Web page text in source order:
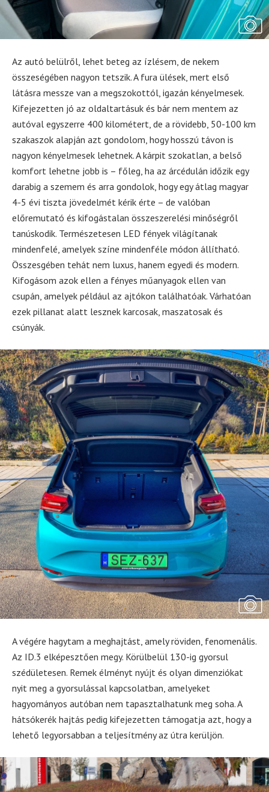
Az autó belülről, lehet beteg az ízlésem, de nekem
összeségében nagyon tetszik. A fura ülések, mert első
látásra messze van a megszokottól, igazán kényelmesek.
Kifejezetten jó az oldaltartásuk és bár nem mentem az
autóval egyszerre 400 kilométert, de a rövidebb, 50-100 km
szakaszok alapján azt gondolom, hogy hosszú távon is
nagyon kényelmesek lehetnek. A kárpit szokatlan, a belső
komfort lehetne jobb is – főleg, ha az árcédulán időzik egy
darabig a szemem és arra gondolok, hogy egy átlag magyar
4-5 évi tiszta jövedelmét kérik érte – de valóban
előremutató és kifogástalan összeszerelési minőségről
tanúskodik. Természetesen LED fények világítanak
mindenfelé, amelyek színe mindenféle módon állítható.
Összesgében tehát nem luxus, hanem egyedi és modern.
Kifogásom azok ellen a fényes műanyagok ellen van
csupán, amelyek például az ajtókon találhatóak. Várhatóan
ezek pillanat alatt lesznek karcosak, maszatosak és
csúnyák.
A végére hagytam a meghajtást, amely röviden, fenomenális.
Az ID.3 elképesztően megy. Körülbelül 130-ig gyorsul
szédületesen. Remek élményt nyújt és olyan dimenziókat
nyit meg a gyorsulással kapcsolatban, amelyeket
hagyományos autóban nem tapasztalhatunk meg soha. A
hátsókerék hajtás pedig kifejezetten támogatja azt, hogy a
lehető legyorsabban a teljesítmény az útra kerüljön.